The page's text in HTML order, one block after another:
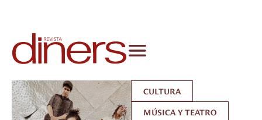
CULTURA
MÚSICA Y TEATRO